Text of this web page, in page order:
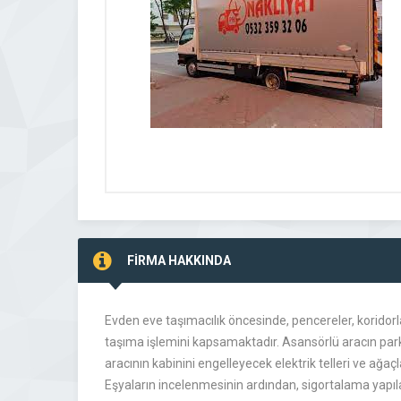
FİRMA HAKKINDA
Evden eve taşımacılık öncesinde, pencereler,
taşıma işlemini kapsamaktadır. Asansörlü aracın
aracının kabinini engelleyecek elektrik telleri ve
Eşyaların incelenmesinin ardından, sigortalama